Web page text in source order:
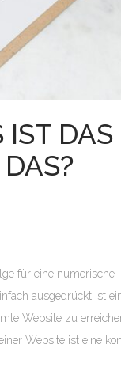
IST
für eine
ausgedrückt ist
Website zu
Website ist eine